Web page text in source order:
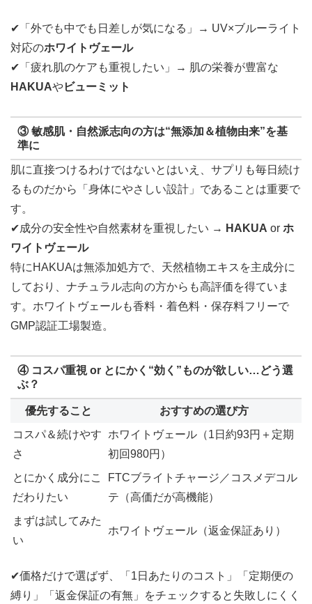
✔「外でも中でも日差しが気になる」→ UV×ブルーライト
対応のホワイトヴェール
✔「疲れ肌のケアも重視したい」→ 肌の栄養が豊富な
HAKUAやビューミット
③敏感肌・自然派志向の方は“無添加＆植物由来”を基
準に
肌に直接つけるわけではないとはいえ、サプリも毎日続け
るものだから「身体にやさしい設計」であることは重要で
す。
✔成分の安全性や自然素材を重視したい → HAKUA or ホ
ワイトヴェール
特にHAKUAは無添加処方で、天然植物エキスを主成分に
しており、ナチュラル志向の方からも高評価を得ていま
す。ホワイトヴェールも香料・着色料・保存料フリーで
GMP認証工場製造。
④ コスパ重視 or とにかく“効く”ものが欲しい…どう選
ぶ？
優先すること
おすすめの選び方
コスパ＆続けやす
さ
ホワイトヴェール（1日約93円＋定期
初回980円）
とにかく成分にこ
だわりたい
FTCブライトチャージ／コスメデコル
テ（高価だが高機能）
まずは試してみた
い
ホワイトヴェール（返金保証あり）
✔価格だけで選ばず、「1日あたりのコスト」「定期便の
縛り」「返金保証の有無」をチェックすると失敗しにくく